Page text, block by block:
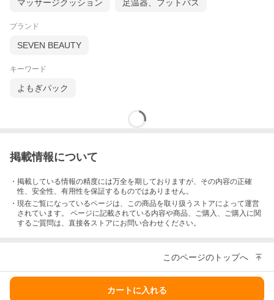
マッサージクッション 足温器、フットバス
ブランド
SEVEN BEAUTY
キーワード
よもぎパック
掲載情報について
・掲載している情報の精度には万全を期しておりますが、その内容の正確
性、安全性、有用性を保証するものではありません。
・現在ご覧になっているページは、この商品を取り扱うストアによって運営
されています。 ページに記載されている内容や商品、ご購入 、ご購入に関
するご質問は、直接各ストアにお問い合わせください。
このページのトップへ
カートに入れる